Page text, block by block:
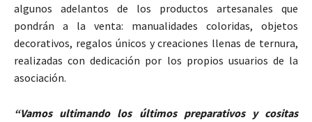
algunos adelantos de los productos artesanales que
pondrán a la venta: manualidades coloridas, objetos
decorativos, regalos únicos y creaciones llenas de ternura,
realizadas con dedicación por los propios usuarios de la
asociación.
“Vamos ultimando los últimos preparativos y cositas